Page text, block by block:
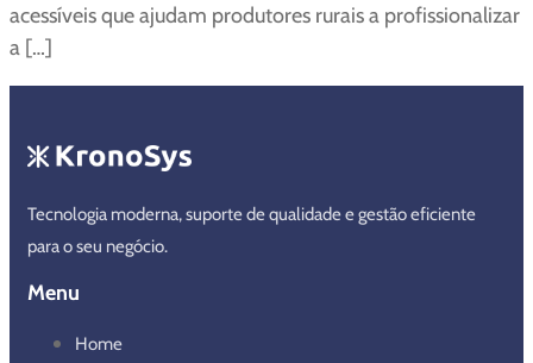
acessíveis que ajudam produtores rurais a profissionalizar
a […]
Tecnologia moderna, suporte de qualidade e gestão eficiente
para o seu negócio.
Menu
Home